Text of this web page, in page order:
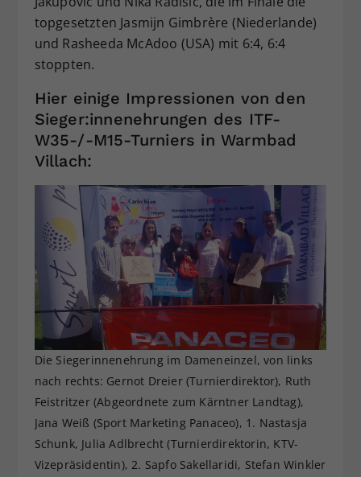
topgesetzten Jasmijn Gimbrère (Niederlande)
und Rasheeda McAdoo (USA) mit 6:4, 6:4
stoppten.
Hier einige Impressionen von den
Sieger:innenehrungen des ITF-
W35-/-M15-Turniers in Warmbad
Villach:
Die Siegerinnenehrung im Dameneinzel, von links
nach rechts: Gernot Dreier (Turnierdirektor), Ruth
Feistritzer (Abgeordnete zum Kärntner Landtag),
Jana Weiß (Sport Marketing Panaceo), 1. Nastasja
Schunk, Julia Adlbrecht (Turnierdirektorin, KTV-
Vizepräsidentin), 2. Sapfo Sakellaridi, Stefan Winkler